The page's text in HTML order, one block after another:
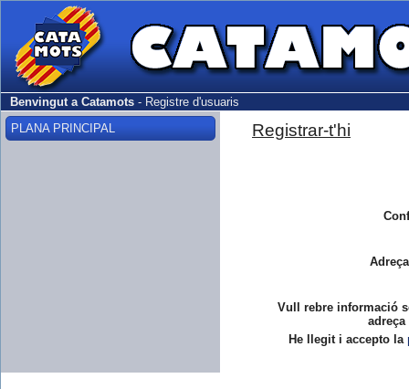
Benvingut a Catamots - Registre d'usuaris
PLANA PRINCIPAL
Registrar-t'hi
Vull rebre informació
He llegit i accepto la